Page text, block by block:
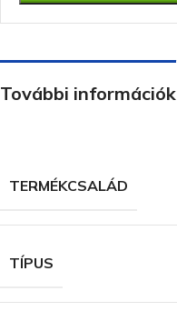
További információk
TERMÉKCSALÁD
TÍPUS